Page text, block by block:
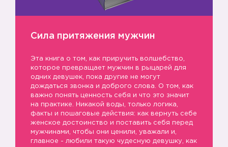
Сила притяжения мужчин
Эта книга о том, как приручить волшебство,
которое превращает мужчин в рыцарей для
одних девушек, пока другие не могут
дождаться звонка и доброго слова. О том, как
важно понять ценность себя и что это значит
на практике. Никакой воды, только логика,
факты и пошаговые действия: как вернуть себе
женское достоинство и поставить себя перед
мужчинами, чтобы они ценили, уважали и,
главное - любили такую чудесную девушку, как